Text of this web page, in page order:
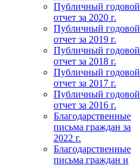
Публичный годовой
отчет за 2020 г.
Публичный годовой
отчет за 2019 г.
Публичный годовой
отчет за 2018 г.
Публичный годовой
отчет за 2017 г.
Публичный годовой
отчет за 2016 г.
Благодарственные
письма граждан за
2022 г.
Благодарственные
письма граждан и